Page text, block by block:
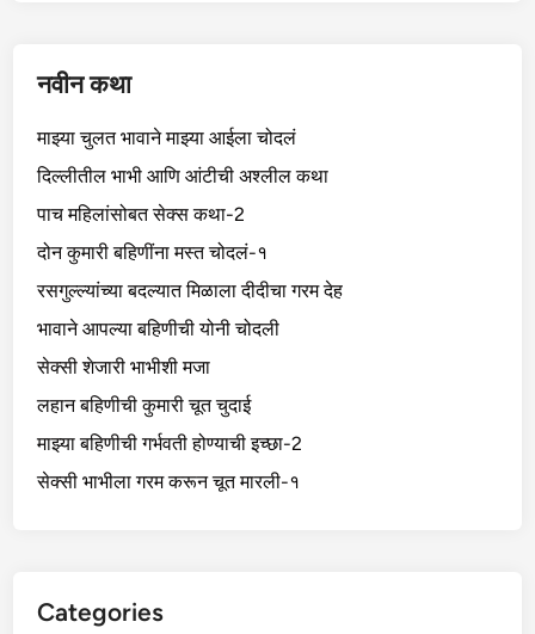
नवीन कथा
माझ्या चुलत भावाने माझ्या आईला चोदलं
दिल्लीतील भाभी आणि आंटीची अश्लील कथा
पाच महिलांसोबत सेक्स कथा-2
दोन कुमारी बहिणींना मस्त चोदलं-१
रसगुल्ल्यांच्या बदल्यात मिळाला दीदीचा गरम देह
भावाने आपल्या बहिणीची योनी चोदली
सेक्सी शेजारी भाभीशी मजा
लहान बहिणीची कुमारी चूत चुदाई
माझ्या बहिणीची गर्भवती होण्याची इच्छा-2
सेक्सी भाभीला गरम करून चूत मारली-१
Categories